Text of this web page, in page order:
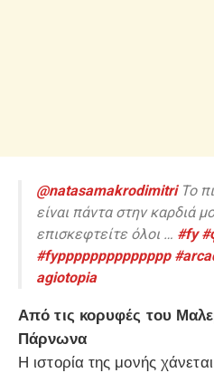
@natasamakrodimitriΤο
είναι πάντα στην καρδιά
επισκεφτείτε όλοι … #fy
#fypppppppppppppp
agiotopia
Από τις κορυφές του
Πάρνωνα
Η ιστορία της μονής